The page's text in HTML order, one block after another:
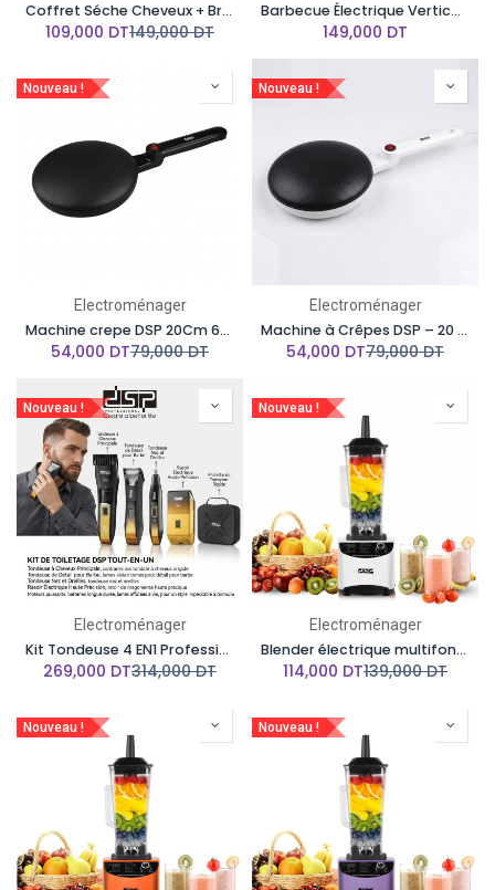
Coffret Séche Cheveux + Brosse Florence 13000 RPM 2200W Rouge
109,000 DT149,000DT
Barbecue Électrique Vertical DSP 8 Fourchettes 1500W – Rotation Automatique
149,000 DT
Nouveau !
Electroménager
Machine crepe DSP 20Cm 650W-Noir
54,000 DT79,000DT
Nouveau !
Electroménager
Machine à Crêpes DSP – 20 cm – 650W – Blanc
54,000 DT79,000DT
Nouveau !
Electroménager
Kit Tondeuse 4 EN1 Professionnel DSP 5W - Noir Doré
269,000 DT314,000DT
Nouveau !
Electroménager
Blender électrique multifonction DSP - 1800W - 2L- Blanc
114,000 DT139,000DT
Nouveau ! Nouveau !